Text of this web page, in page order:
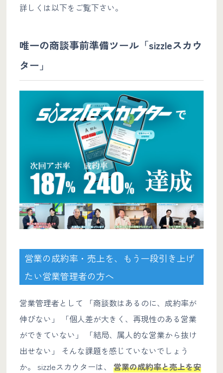
詳しくは以下をご覧下さい。
唯一の商談事前準備ツール「sizzleスカウ
ター」
営業の成約率・売上を、もう一段引き上げ
たい営業管理者の方へ
営業管理者として 「商談数はあるのに、成約率が
伸びない」 「個人差が大きく、再現性のある営業
ができていない」 「結局、属人的な営業から抜け
出せない」 そんな課題を感じていないでしょう
か。 sizzleスカウターは、 営業の成約率と売上を安